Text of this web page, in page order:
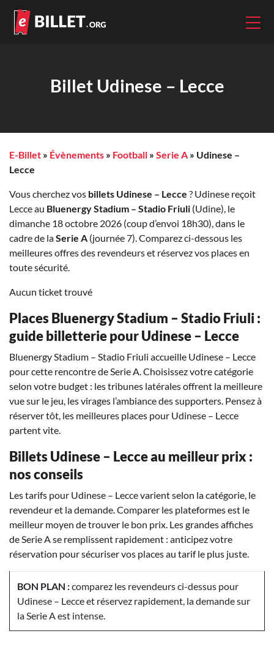
Billet Udinese – Lecce
E-Billet » Évènements » Football » Serie A » Udinese –
Lecce
Vous cherchez vos billets Udinese – Lecce ? Udinese reçoit
Lecce au Bluenergy Stadium – Stadio Friuli (Udine), le
dimanche 18 octobre 2026 (coup d’envoi 18h30), dans le
cadre de laSerie A (journée 7). Comparez ci-dessous les
meilleures offres des revendeurs et réservez vos places en
toute sécurité.
Aucun ticket trouvé
Places Bluenergy Stadium – Stadio Friuli :
guide billetterie pour Udinese – Lecce
Bluenergy Stadium – Stadio Friuli accueille Udinese – Lecce
pour cette rencontre de Serie A. Choisissez votre catégorie
selon votre budget : les tribunes latérales offrent la meilleure
vue sur le jeu, les virages l’ambiance des supporters. Pensez à
réserver tôt, les meilleures places pour Udinese – Lecce
partent vite.
Billets Udinese – Lecce au meilleur prix :
nos conseils
Les tarifs pour Udinese – Lecce varient selon la catégorie, le
revendeur et la demande. Comparer les plateformes est le
meilleur moyen de trouver le bon prix. Les grandes affiches
de Serie A se remplissent rapidement : anticipez votre
réservation pour sécuriser vos places au tarif le plus juste.
BON PLAN :comparez les revendeurs ci-dessus pour
Udinese – Lecce et réservez rapidement, la demande sur
la Serie A est intense.